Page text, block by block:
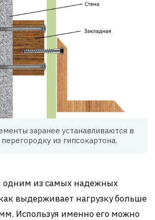
заранее устанавливаются в
из гипсокартона.
одним из самых надежных
выдерживает нагрузку больше
Используя именно его можно